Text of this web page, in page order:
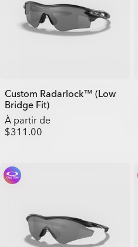
Custom Radarlock™ (Low
Bridge Fit)
À partir de
$311.00